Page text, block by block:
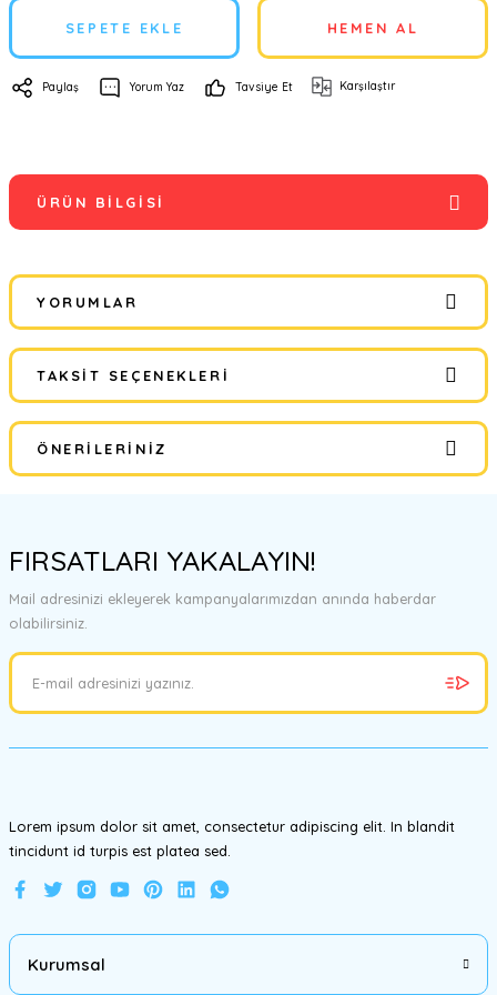
SEPETE EKLE HEMEN AL
Paylaş Yorum Yaz Tavsiye Et Karşılaştır
ÜRÜN BILGISI
YORUMLAR
Bu ürüne ilk yorumu siz yapın!
Yorum Yaz
TAKSIT SEÇENEKLERI
ÖNERILERINIZ
tarafımıza iletebilirsiniz.
Görüş ve önerileriniz için teşekkür ederiz.
Ürün resmi kalitesiz, bozuk veya görüntülenemiyor.
Ürün bilgilerinde hatalar bulunuyor.
FIRSATLARI YAKALAYIN!
Mail adresinizi ekleyerek kampanyalarımızdan anında haberdar
olabilirsiniz.
Lorem ipsum dolor sit amet, consectetur adipiscing elit. In blandit
tincidunt id turpis est platea sed.
Kurumsal